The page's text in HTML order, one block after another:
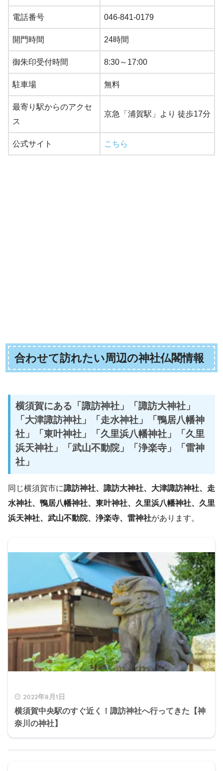
電話番号 046-841-0179
開門時間 24時間
御朱印受付時間 8:30～17:00
駐車場 無料
最寄り駅からのアクセ
ス
京急「浦賀駅」より 徒歩17分
公式サイト こちら
合わせて訪れたい周辺の神社仏閣情報
横須賀にある「諏訪神社」「諏訪大神社」
「大津諏訪神社」「走水神社」「鴨居八幡神
社」「東叶神社」「久里浜八幡神社」「久里
浜天神社」「武山不動院」「浄楽寺」「雷神
社」
同じ横須賀市に諏訪神社、諏訪大神社、大津諏訪神社、走
水神社、鴨居八幡神社、東叶神社、久里浜八幡神社、久里
浜天神社、武山不動院、浄楽寺、雷神社があります。
2022年8月1日
横須賀中央駅のすぐ近く！諏訪神社へ行ってきた【神
奈川の神社】